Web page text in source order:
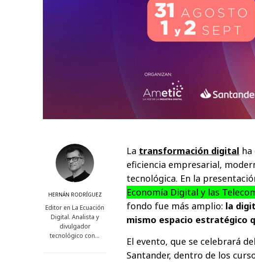
HERNÁN RODRÍGUEZ
Editor en La Ecuación
Digital. Analista y
divulgador
tecnológico con…
La transformación digital
eficiencia empresarial,
tecnológica. En la
Economía Digital y las
fondo fue más amplio: la
mismo espacio estratégico
El evento, que se celebrará
Santander, dentro de los